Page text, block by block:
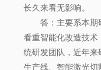
长久来看无影响。
答：主要系本期研
看重智能化改造技
统研发团队，近年来
生产线、智能激光